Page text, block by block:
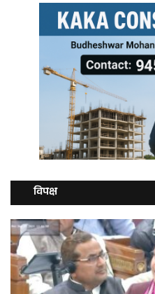
विपक्ष